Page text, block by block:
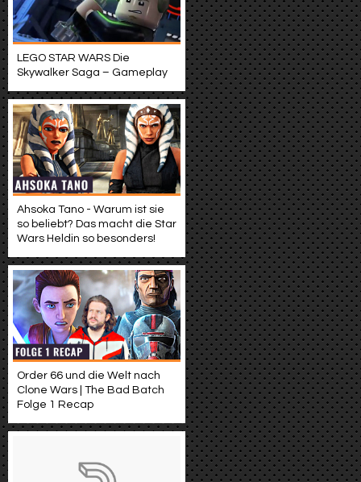
LEGO STAR WARS Die
Skywalker Saga – Gameplay
Ahsoka Tano - Warum ist sie
so beliebt? Das macht die Star
Wars Heldin so besonders!
Order 66 und die Welt nach
Clone Wars | The Bad Batch
Folge 1 Recap